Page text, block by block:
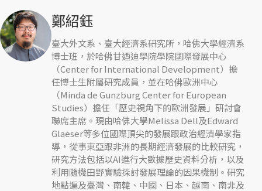
鄭紹鈺
臺大外文系、臺大經濟系研究所，哈佛大學經濟系
博士班，於哈佛甘迺迪學院學院國際發展中心
（Center for International Development）擔
任博士生附屬研究成員，並在哈佛歐洲中心
（Minda de Gunzburg Center for European
Studies）擔任「歷史視角下的歐洲發展」研討會
聯席主席。現由哈佛大學Melissa Dell及Edward
Glaeser等多位國際頂尖的發展跟政治經濟學家指
導，從事東亞跟非洲的長期經濟發展的比較研究，
研究方法包括以AI進行大數據歷史資料分析，以及
利用隨機田野實驗探討發展理論的因果機制。研究
地點遍及臺灣、南韓、中國、日本、越南、南非及